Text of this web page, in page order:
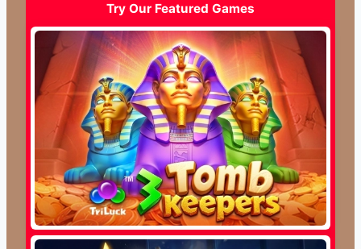
Try Our Featured Games